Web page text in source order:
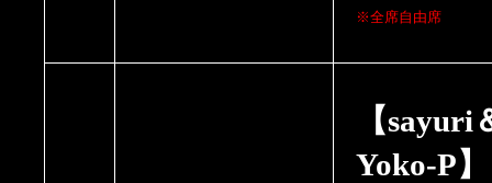
※全席自由席
【sayuri
Yoko-P】